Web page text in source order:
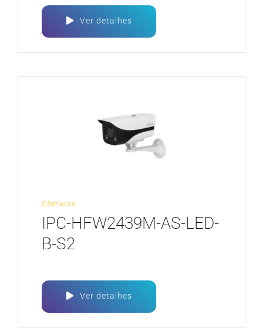
Ver detalhes
Câmeras
IPC-HFW2439M-AS-LED-
B-S2
Ver detalhes